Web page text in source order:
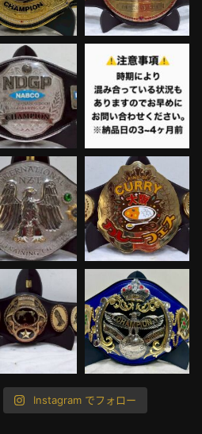
Instagram でフォロー